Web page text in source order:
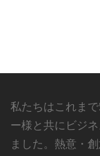
私たちはこれま
ー様と共にビジ
ました。熱意・